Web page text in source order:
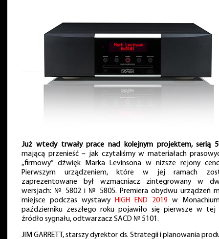
Już wtedy trwały prace nad kolejnym projektem, serią
mającą przenieść – jak czytaliśmy w materiałach
„firmowy” dźwięk Marka Levinsona w niższe rejony
Pierwszym urządzeniem, które w jej ramach
zaprezentowane był wzmacniacz zintegrowany w
wersjach: № 5802 i № 5805. Premiera obydwu urządzeń
miejsce podczas wystawy
HIGH END 2019 w
październiku zeszłego roku pojawiło się pierwsze w tej
źródło sygnału, odtwarzacz SACD № 5101.
JIM GARRETT, starszy dyrektor ds. Strategii i planowania